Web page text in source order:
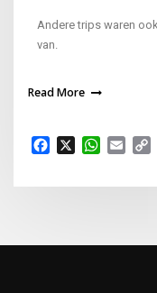
Andere trips waren
van.
Read More
Facebook